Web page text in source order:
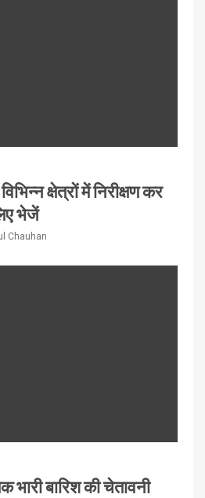
क्षेत्रों में निरीक्षण कर
भेजें
Chauhan
भारी बारिश की चेतावनी